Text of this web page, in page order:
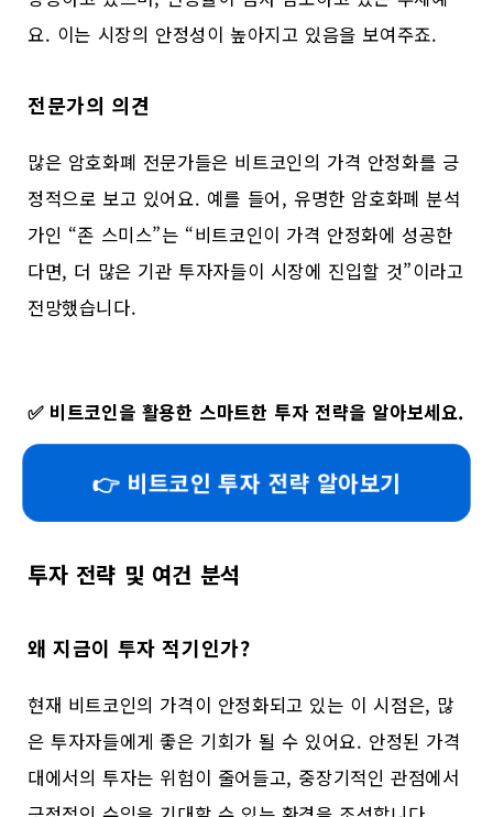
요. 이는 시장의 안정성이 높아지고 있음을 보여주죠.
전문가의 의견
많은 암호화폐 전문가들은 비트코인의 가격 안정화를 긍
정적으로 보고 있어요. 예를 들어, 유명한 암호화폐 분석
가인 “존 스미스”는 “비트코인이 가격 안정화에 성공한
다면, 더 많은 기관 투자자들이 시장에 진입할 것”이라고
전망했습니다.
✅ 비트코인을 활용한 스마트한 투자 전략을 알아보세요.
👉 비트코인 투자 전략 알아보기
투자 전략 및 여건 분석
왜 지금이 투자 적기인가?
현재 비트코인의 가격이 안정화되고 있는 이 시점은, 많
은 투자자들에게 좋은 기회가 될 수 있어요. 안정된 가격
대에서의 투자는 위험이 줄어들고, 중장기적인 관점에서